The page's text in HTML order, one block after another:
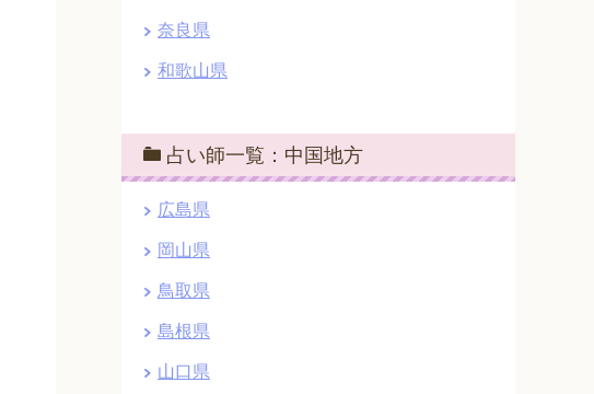
奈良県
和歌山県
占い師一覧：中国地方
広島県
岡山県
鳥取県
島根県
山口県